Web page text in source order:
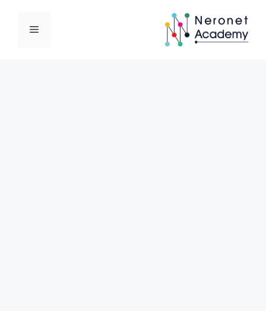
المحتوى
القائمة